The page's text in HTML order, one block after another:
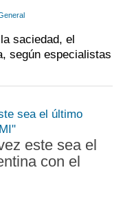
saciedad, el
según especialistas
este sea el
con el